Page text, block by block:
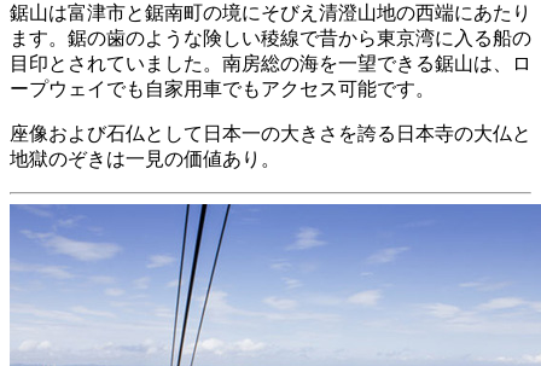
鋸山は富津市と鋸南町の境にそびえ清澄山地の西端にあたり
ます。鋸の歯のような険しい稜線で昔から東京湾に入る船の
目印とされていました。南房総の海を一望できる鋸山は、ロ
ープウェイでも自家用車でもアクセス可能です。
座像および石仏として日本一の大きさを誇る日本寺の大仏と
地獄のぞきは一見の価値あり。